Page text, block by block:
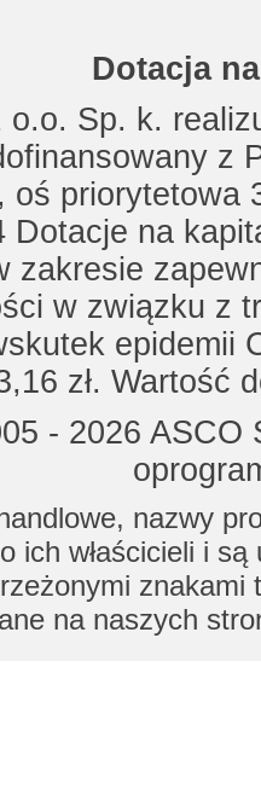
Dotacja
Sp. k.
z
oś priorytetowa
Dotacje na
zakresie
w związku z
epidemii
zł. Wartość
- 2026
nazwy
ich właścicieli i
znakami
na naszych